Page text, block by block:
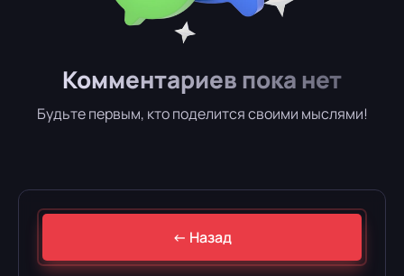
Комментариев пока нет
Будьте первым, кто поделится своими мыслями!
← Назад